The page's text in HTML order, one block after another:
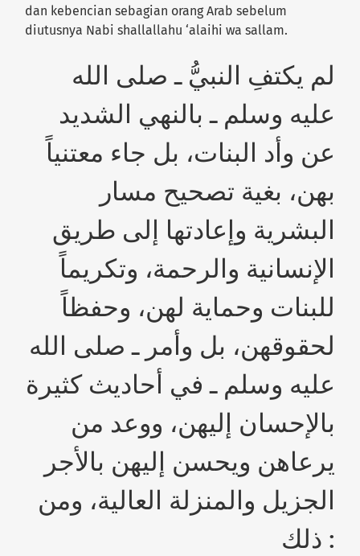
dan kebencian sebagian orang Arab sebelum
diutusnya Nabi shallallahu ‘alaihi wa sallam.
لم يكتفِ النبيُّ ـ صلى الله
عليه وسلم ـ بالنهي الشديد
عن وأد البنات، بل جاء معتنياً
بهن، بغية تصحيح مسار
البشرية وإعادتها إلى طريق
الإنسانية والرحمة، وتكريماً
للبنات وحماية لهن، وحفظاً
لحقوقهن، بل وأمر ـ صلى الله
عليه وسلم ـ في أحاديث كثيرة
بالإحسان إليهن، ووعد من
يرعاهن ويحسن إليهن بالأجر
الجزيل والمنزلة العالية، ومن
ذلك :